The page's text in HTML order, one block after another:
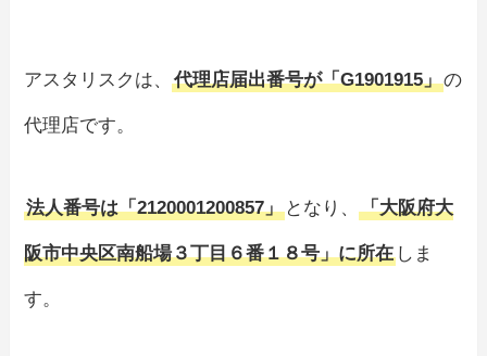
アスタリスクは、代理店届出番号が「G1901915」の
代理店です。
法人番号は「2120001200857」 となり、「大阪府大
阪市中央区南船場３丁目６番１８号」に所在 しま
す。